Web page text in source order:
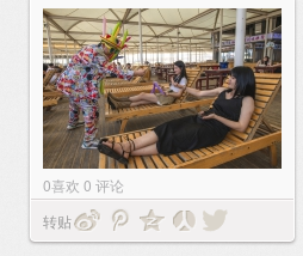
0喜欢 0 评论
转贴